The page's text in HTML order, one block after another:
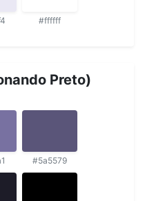
#ffffff
Preto)
#5a5579